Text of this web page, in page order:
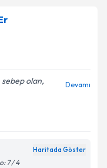
sebep olan,
Devamı
Haritada Göster
7 / 4